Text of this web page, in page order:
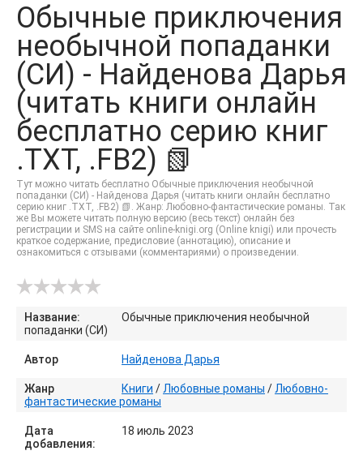
ЗАКЛАДКИ
Обычные приключения
необычной попаданки
(СИ) - Найденова Дарья
(читать книги онлайн
бесплатно серию книг
.TXT, .FB2) 📗
Тут можно читать бесплатно Обычные приключения необычной
попаданки (СИ) - Найденова Дарья (читать книги онлайн бесплатно
серию книг .TXT, .FB2) 📗. Жанр: Любовно-фантастические романы. Так
же Вы можете читать полную версию (весь текст) онлайн без
регистрации и SMS на сайте online-knigi.org (Online knigi) или прочесть
краткое содержание, предисловие (аннотацию), описание и
ознакомиться с отзывами (комментариями) о произведении.
Название:
Обычные приключения необычной
попаданки (СИ)
Автор Найденова Дарья
Жанр Книги / Любовные романы / Любовно-
фантастические романы
Дата
добавления:
18 июль 2023